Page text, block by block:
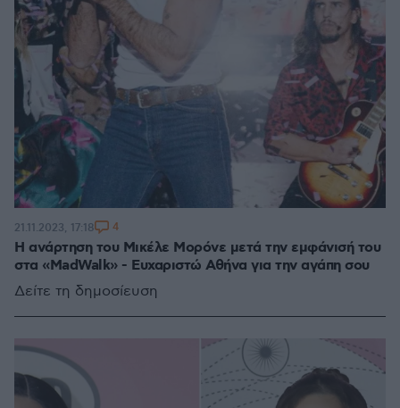
Η ανάρτηση του Μικέλε Μορόνε μετά την εμφάνισή του
στα «MadWalk» - Ευχαριστώ Αθήνα για την αγάπη σου
Δείτε τη δημοσίευση
21.11.2023, 17:18 4